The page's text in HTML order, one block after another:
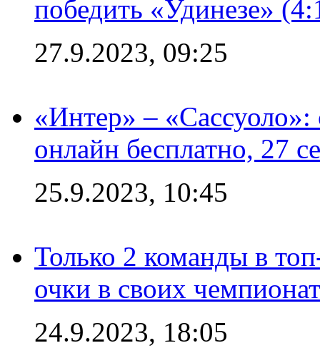
победить «Удинезе»
27.9.2023, 09:25
«Интер» –
онлайн бесплатно, 27
25.9.2023, 10:45
Только 2 команды в
очки в своих
24.9.2023, 18:05